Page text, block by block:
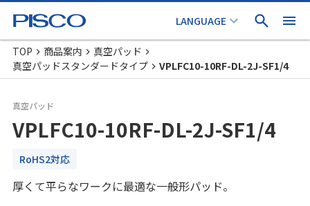
TOP 商品案内
真空パッド
真空パッドスタンダードタイプ
VPLFC10-10RF-DL-2J-SF1/4
真空パッド
VPLFC10-10RF-DL-2J-SF1/4
RoHS2対応
厚くて平らなワークに最適な一般形パッド。